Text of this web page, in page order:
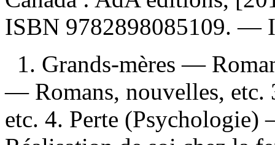
ISBN 9782898085109. —
1. Grands-mères —
— Romans, nouvelles,
etc. 4. Perte